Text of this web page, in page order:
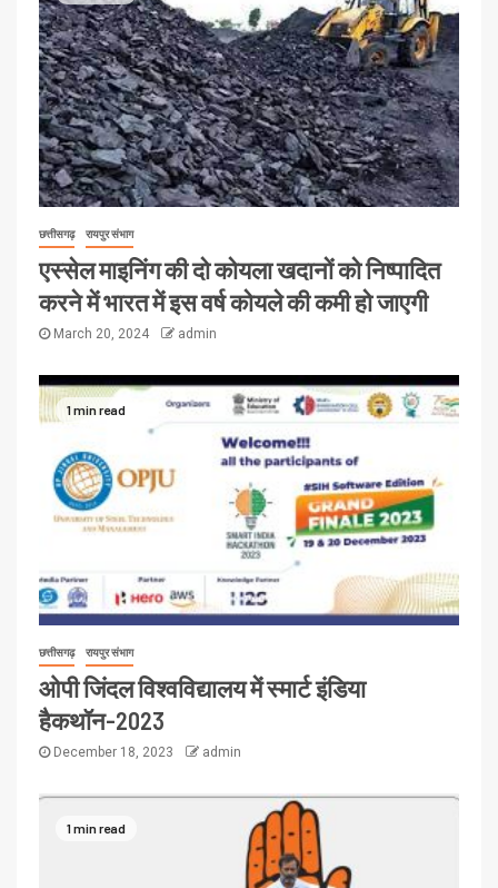
छत्तीसगढ़ रायपुर संभाग
एस्सेल माइनिंग की दो कोयला खदानों को निष्पादित
करने में भारत में इस वर्ष कोयले की कमी हो जाएगी
March 20, 2024 admin
1 min read
छत्तीसगढ़ रायपुर संभाग
ओपी जिंदल विश्वविद्यालय में स्मार्ट इंडिया
हैकथॉन-2023
December 18, 2023 admin
1 min read